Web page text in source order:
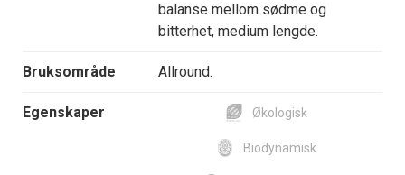
balanse mellom sødme og
bitterhet, medium lengde.
Bruksområde Allround.
Egenskaper Økologisk
Biodynamisk